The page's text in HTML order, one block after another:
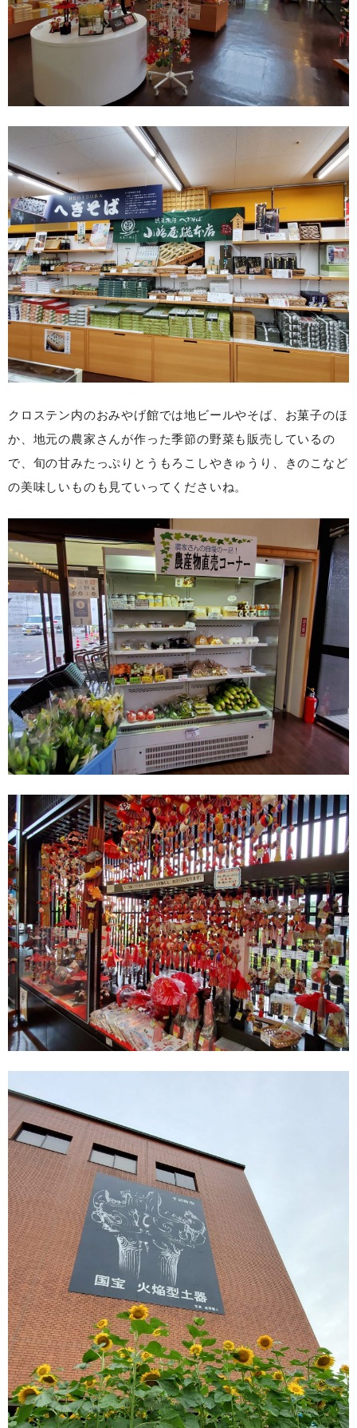
クロステン内のおみやげ館では地ビールやそば、お菓子のほ
か、地元の農家さんが作った季節の野菜も販売しているの
で、旬の甘みたっぷりとうもろこしやきゅうり、きのこなど
の美味しいものも見ていってくださいね。